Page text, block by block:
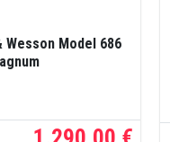
Wesson Model 686